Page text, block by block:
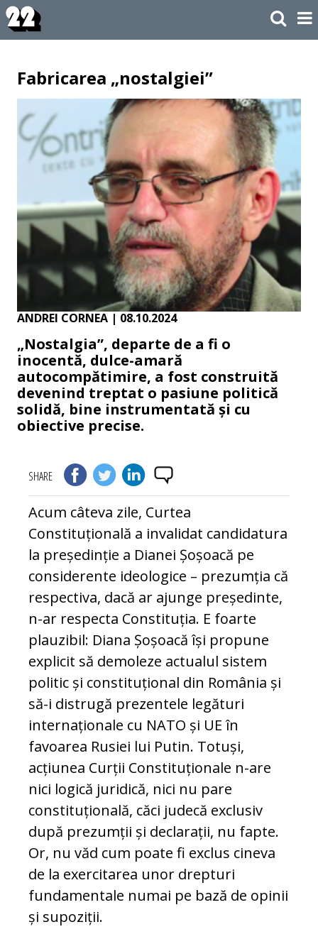
Fabricarea „nostalgiei”
ANDREI CORNEA | 08.10.2024
„Nostalgia”, departe de a fi o
inocentă, dulce-amară
autocompătimire, a fost construită
devenind treptat o pasiune politică
solidă, bine instrumentată și cu
obiective precise.
SHARE
Acum câteva zile, Curtea
Constituțională a invalidat candidatura
la președinție a Dianei Șoșoacă pe
considerente ideologice – prezumția că
respectiva, dacă ar ajunge președinte,
n-ar respecta Constituția. E foarte
plauzibil: Diana Șoșoacă își propune
explicit să demoleze actualul sistem
politic și constituțional din România și
să-i distrugă prezentele legături
internaționale cu NATO și UE în
favoarea Rusiei lui Putin. Totuși,
acțiunea Curții Constituționale n-are
nici logică juridică, nici nu pare
constituțională, căci judecă exclusiv
după prezumții și declarații, nu fapte.
Or, nu văd cum poate fi exclus cineva
de la exercitarea unor drepturi
fundamentale numai pe bază de opinii
și supoziții.